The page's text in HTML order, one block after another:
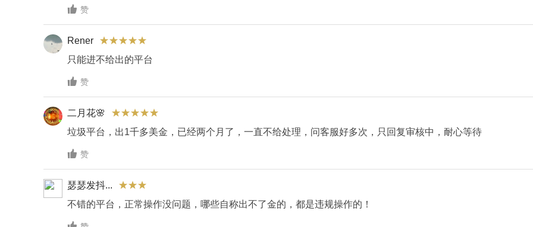
贵金属与能源商品：如黄金、白银、原油等
这些多样化产品让交易者能够跨市场配置投资组合。
为提升交易效率与用户体验，TrioMarkets 提供专业交易平台支持：
MetaTrader 5（MT5）：业界领先的多资产交易平台，具备丰富的图表工具与指标功能
TrioTrader 平台：自主品牌交易终端，提供一站式市场接入和分析功能
账户结构与服务特点
 赞
Rener
只能进不给出的平台
 赞
二月花🌸
垃圾平台，出1千多美金，已经两个月了，一直不给处理，问客服好多次，只回复审核中，耐心等待
 赞
瑟瑟发抖...
不错的平台，正常操作没问题，哪些自称出不了金的，都是违规操作的！